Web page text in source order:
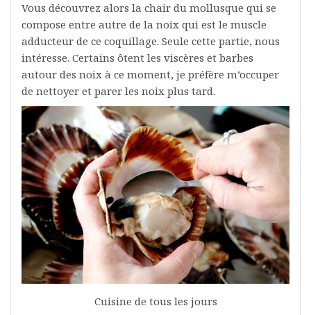
Vous découvrez alors la chair du mollusque qui se
compose entre autre de la noix qui est le muscle
adducteur de ce coquillage. Seule cette partie, nous
intéresse. Certains ôtent les viscères et barbes
autour des noix à ce moment, je préfère m’occuper
de nettoyer et parer les noix plus tard.
Cuisine de tous les jours